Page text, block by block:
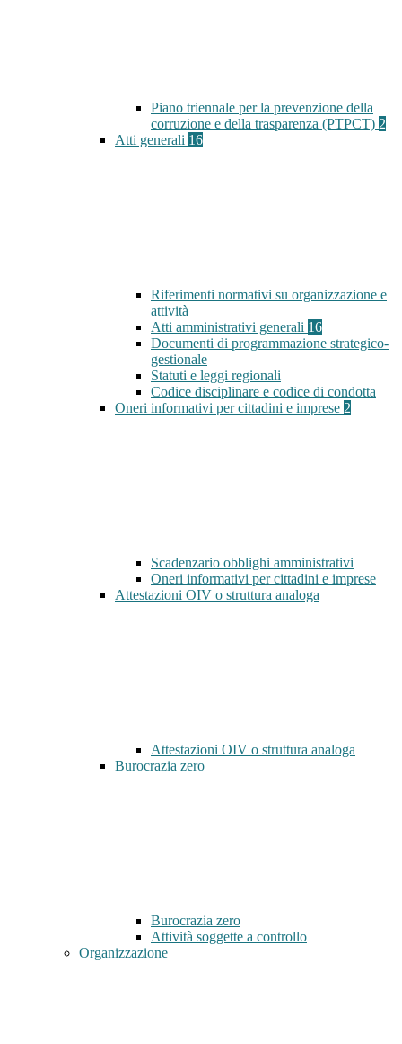
Piano triennale per la prevenzione della
corruzione e della trasparenza (PTPCT) 2
Atti generali 16
Riferimenti normativi su organizzazione e
attività
Atti amministrativi generali 16
Documenti di programmazione strategico-
gestionale
Statuti e leggi regionali
Codice disciplinare e codice di condotta
Oneri informativi per cittadini e imprese 2
Scadenzario obblighi amministrativi
Oneri informativi per cittadini e imprese
Attestazioni OIV o struttura analoga
Attestazioni OIV o struttura analoga
Burocrazia zero
Burocrazia zero
Attività soggette a controllo
Organizzazione